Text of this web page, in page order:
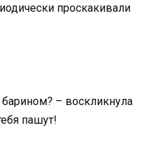
проскакивали
– воскликнула
пашут!